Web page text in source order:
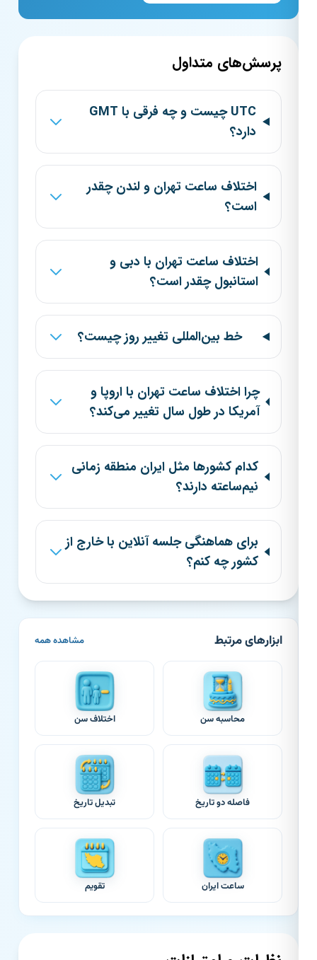
پرسش‌های متداول
UTC چیست و چه فرقی با GMT
دارد؟
اختلاف ساعت تهران و لندن چقدر
است؟
اختلاف ساعت تهران با دبی و
استانبول چقدر است؟
خط بین‌المللی تغییر روز چیست؟
چرا اختلاف ساعت تهران با اروپا و
آمریکا در طول سال تغییر می‌کند؟
کدام کشورها مثل ایران منطقه زمانی
نیم‌ساعته دارند؟
برای هماهنگی جلسه آنلاین با خارج از
کشور چه کنم؟
ابزارهای مرتبط مشاهده همه
محاسبه سن اختلاف سن
فاصله دو تاریخ تبدیل تاریخ
ساعت ایران تقویم